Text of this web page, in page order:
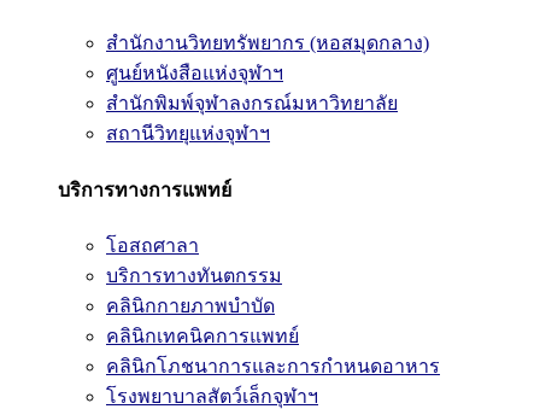
สำนักงานวิทยทรัพยากร (หอสมุดกลาง)
ศูนย์หนังสือแห่งจุฬาฯ
สำนักพิมพ์จุฬาลงกรณ์มหาวิทยาลัย
สถานีวิทยุแห่งจุฬาฯ
บริการทางการแพทย์
โอสถศาลา
บริการทางทันตกรรม
คลินิกกายภาพบำบัด
คลินิกเทคนิคการแพทย์
คลินิกโภชนาการและการกำหนดอาหาร
โรงพยาบาลสัตว์เล็กจุฬาฯ